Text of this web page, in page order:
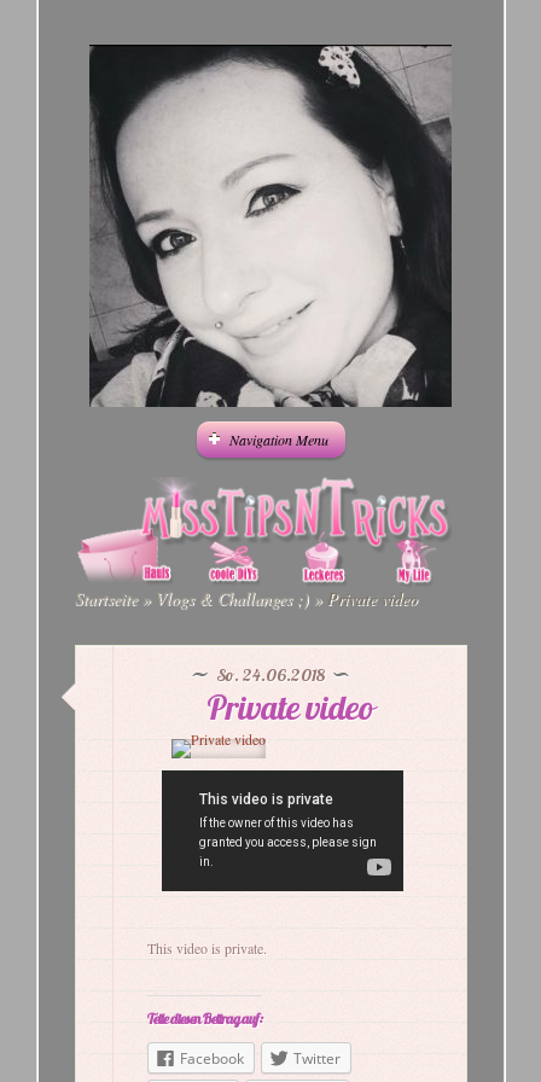
Navigation Menu
Startseite » Vlogs & Challanges ;) »Private video
So. 24.06.2018
Private video
This video is private.
Teile diesen Beitrag auf:
Facebook Twitter